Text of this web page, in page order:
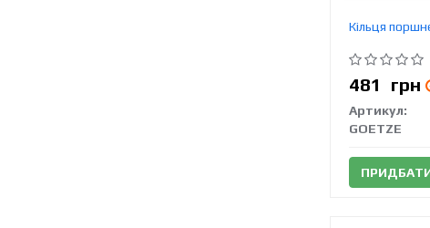
Кільця
481 грн
Артикул:
GOETZE